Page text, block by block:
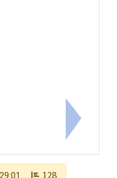
程內容已上傳至臺南市
下一筆：
128